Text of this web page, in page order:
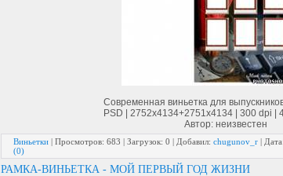
Современная виньетка для
PSD | 2752x4134+2751x4134 | 300 dpi
Автор: неизвестен
Виньетки | Просмотров: 683 | Загрузок: 0 | Добавил: chugunov_r | Дата:
(0)
РАМКА-ВИНЬЕТКА - МОЙ ПЕРВЫЙ ГОД ЖИЗНИ